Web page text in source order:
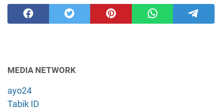
MEDIA NETWORK
ayo24
Tabik ID